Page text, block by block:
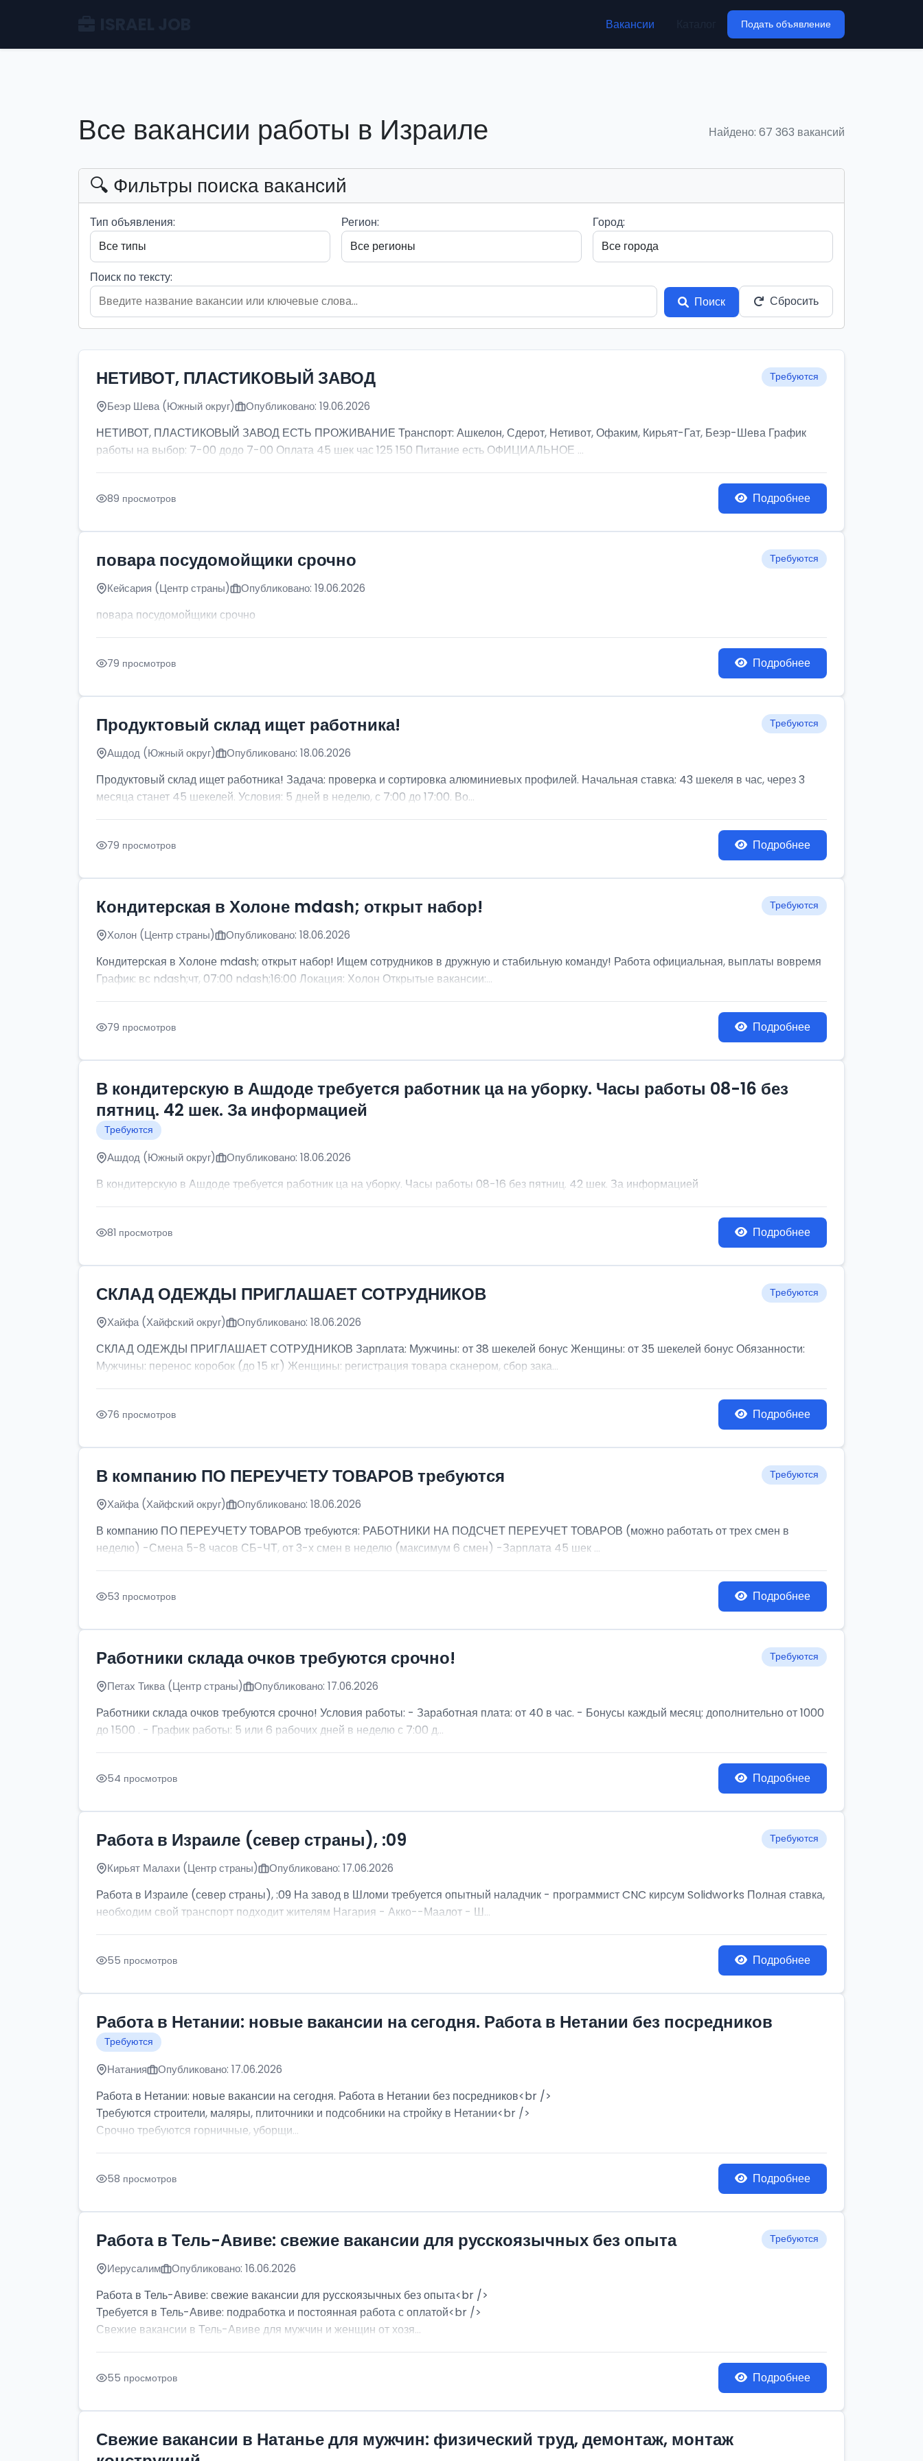
Вакансии Подать объявление
Все вакансии работы в Израиле Найдено: 67 363 вакансий
🔍 Фильтры поиска вакансий
Тип объявления: Регион: Город:
Поиск по тексту:
Поиск
Сбросить
НЕТИВОТ, ПЛАСТИКОВЫЙ ЗАВОД Требуются
Беэр Шева (Южный округ) Опубликовано: 19.06.2026
НЕТИВОТ, ПЛАСТИКОВЫЙ ЗАВОД ЕСТЬ ПРОЖИВАНИЕ Транспорт: Ашкелон, Сдерот, Нетивот, Офаким, Кирьят-Гат, Беэр-Шева График
работы на выбор: 7-00 додо 7-00 Оплата 45 шек час 125 150 Питание есть ОФИЦИАЛЬНОЕ ...
89 просмотров Подробнее
повара посудомойщики срочно Требуются
Кейсария (Центр страны) Опубликовано: 19.06.2026
повара посудомойщики срочно
79 просмотров Подробнее
Продуктовый склад ищет работника! Требуются
Ашдод (Южный округ) Опубликовано: 18.06.2026
Продуктовый склад ищет работника! Задача: проверка и сортировка алюминиевых профилей. Начальная ставка: 43 шекеля в час, через 3
месяца станет 45 шекелей. Условия: 5 дней в неделю, с 7:00 до 17:00. Во...
79 просмотров Подробнее
Кондитерская в Холоне mdash; открыт набор! Требуются
Холон (Центр страны) Опубликовано: 18.06.2026
Кондитерская в Холоне mdash; открыт набор! Ищем сотрудников в дружную и стабильную команду! Работа официальная, выплаты вовремя
График: вс ndash;чт, 07:00 ndash;16:00 Локация: Холон Открытые вакансии:...
79 просмотров Подробнее
В кондитерскую в Ашдоде требуется работник ца на уборку. Часы работы 08-16 без
пятниц. 42 шек. За информацией
Требуются
Ашдод (Южный округ) Опубликовано: 18.06.2026
В кондитерскую в Ашдоде требуется работник ца на уборку. Часы работы 08-16 без пятниц. 42 шек. За информацией
81 просмотров Подробнее
СКЛАД ОДЕЖДЫ ПРИГЛАШАЕТ СОТРУДНИКОВ Требуются
Хайфа (Хайфский округ) Опубликовано: 18.06.2026
СКЛАД ОДЕЖДЫ ПРИГЛАШАЕТ СОТРУДНИКОВ Зарплата: Мужчины: от 38 шекелей бонус Женщины: от 35 шекелей бонус Обязанности:
Мужчины: перенос коробок (до 15 кг) Женщины: регистрация товара сканером, сбор зака...
76 просмотров Подробнее
В компанию ПО ПЕРЕУЧЕТУ ТОВАРОВ требуются Требуются
Хайфа (Хайфский округ) Опубликовано: 18.06.2026
В компанию ПО ПЕРЕУЧЕТУ ТОВАРОВ требуются: РАБОТНИКИ НА ПОДСЧЕТ ПЕРЕУЧЕТ ТОВАРОВ (можно работать от трех смен в
неделю) -Смена 5-8 часов СБ-ЧТ, от 3-х смен в неделю (максимум 6 смен) -Зарплата 45 шек ...
53 просмотров Подробнее
Работники склада очков требуются срочно! Требуются
Петах Тиква (Центр страны) Опубликовано: 17.06.2026
Работники склада очков требуются срочно! Условия работы: - Заработная плата: от 40 в час. - Бонусы каждый месяц: дополнительно от 1000
до 1500 . - График работы: 5 или 6 рабочих дней в неделю с 7:00 д...
54 просмотров Подробнее
Работа в Израиле (север страны), :09 Требуются
Кирьят Малахи (Центр страны) Опубликовано: 17.06.2026
Работа в Израиле (север страны), :09 На завод в Шломи требуется опытный наладчик - программист CNC кирсум Solidworks Полная ставка,
необходим свой транспорт подходит жителям Нагария - Акко--Маалот - Ш...
55 просмотров Подробнее
Работа в Нетании: новые вакансии на сегодня. Работа в Нетании без посредников
Требуются
Натания Опубликовано: 17.06.2026
Работа в Нетании: новые вакансии на сегодня. Работа в Нетании без посредников<br />
Требуются строители, маляры, плиточники и подсобники на стройку в Нетании<br />
Срочно требуются горничные, уборщи...
58 просмотров Подробнее
Работа в Тель-Авиве: свежие вакансии для русскоязычных без опыта Требуются
Иерусалим Опубликовано: 16.06.2026
Работа в Тель-Авиве: свежие вакансии для русскоязычных без опыта<br />
Требуется в Тель-Авиве: подработка и постоянная работа с оплатой<br />
Свежие вакансии в Тель-Авиве для мужчин и женщин от хозя...
55 просмотров Подробнее
Свежие вакансии в Натанье для мужчин: физический труд, демонтаж, монтаж